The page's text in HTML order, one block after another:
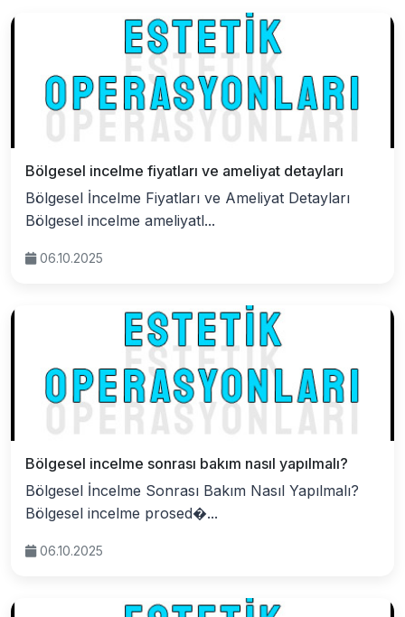
Bölgesel incelme fiyatları ve ameliyat detayları
Bölgesel İncelme Fiyatları ve Ameliyat Detayları
Bölgesel incelme ameliyatl...
06.10.2025
Bölgesel incelme sonrası bakım nasıl yapılmalı?
Bölgesel İncelme Sonrası Bakım Nasıl Yapılmalı?
Bölgesel incelme prosed�...
06.10.2025